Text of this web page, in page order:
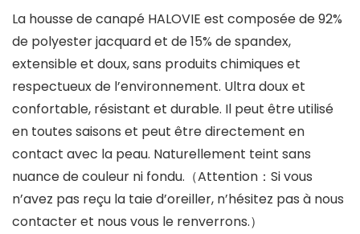
La housse de canapé HALOVIE est composée de 92%
de polyester jacquard et de 15% de spandex,
extensible et doux, sans produits chimiques et
respectueux de l’environnement. Ultra doux et
confortable, résistant et durable. Il peut être utilisé
en toutes saisons et peut être directement en
contact avec la peau. Naturellement teint sans
nuance de couleur ni fondu.（Attention：Si vous
n’avez pas reçu la taie d’oreiller, n’hésitez pas à nous
contacter et nous vous le renverrons.）